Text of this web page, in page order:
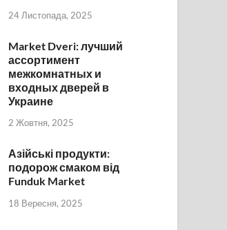
24 Листопада, 2025
Market Dveri: лучший
ассортимент
межкомнатных и
входных дверей в
Украине
2 Жовтня, 2025
Азійські продукти:
подорож смаком від
Funduk Market
18 Вересня, 2025